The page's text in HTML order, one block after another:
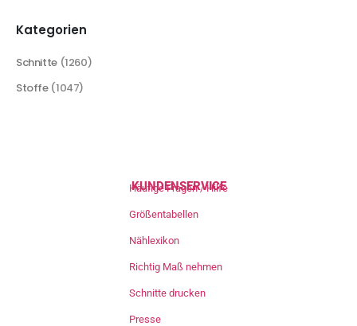
Kategorien
Schnitte (1260)
Stoffe (1047)
KUNDENSERVICE
Häufige Fragen / Hilfe
Größentabellen
Nählexikon
Richtig Maß nehmen
Schnitte drucken
Presse